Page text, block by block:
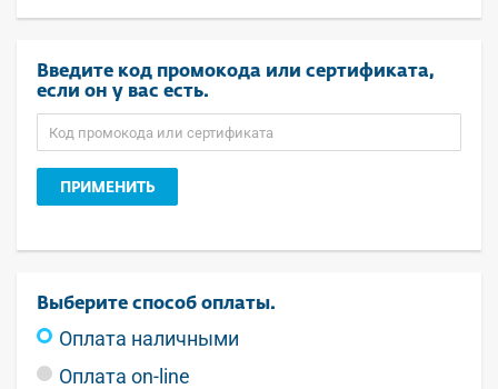
Введите код промокода или сертификата,
если он у вас есть.
ПРИМЕНИТЬ
Выберите способ оплаты.
Оплата наличными
Оплата on-line